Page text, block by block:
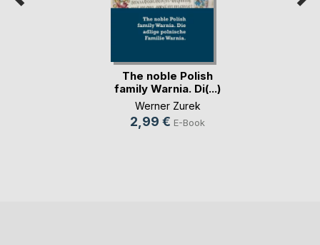
The noble Polish
family Warnia. Di(...)
Werner Zurek
2,99 € E-Book